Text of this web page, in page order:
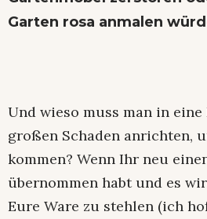
Garten rosa anmalen
Und wieso muss man in
großen Schaden anrichten,
kommen? Wenn Ihr neu
übernommen habt und es
Eure Ware zu stehlen (ich